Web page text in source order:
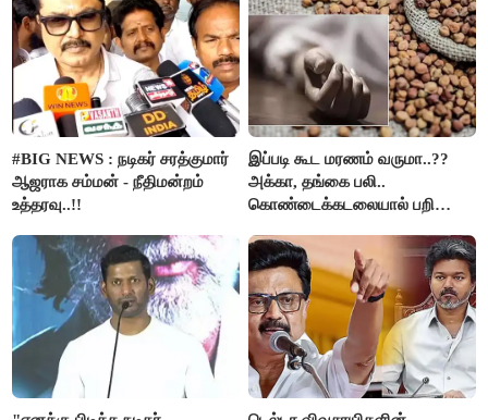
#BIG NEWS : நடிகர் சரத்குமார்
ஆஜராக சம்மன் - நீதிமன்றம்
உத்தரவு..!!
இப்படி கூட மரணம் வருமா..??
அக்கா, தங்கை பலி..
கொண்டைக்கடலையால் பறிபோன